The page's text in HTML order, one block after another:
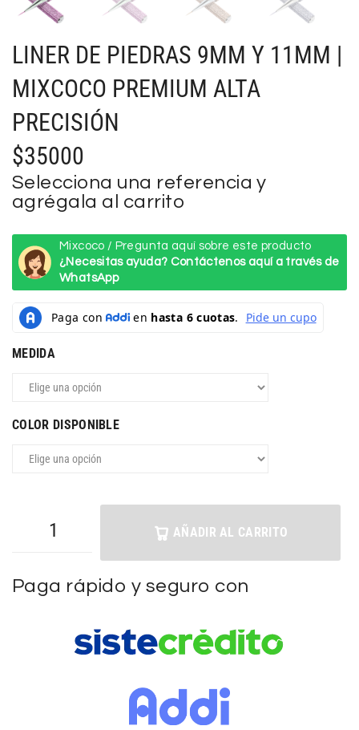
LINER DE PIEDRAS 9MM Y 11MM |
MIXCOCO PREMIUM ALTA
PRECISIÓN
$35000
Selecciona una referencia y
agrégala al carrito
Mixcoco / Pregunta aquí sobre este producto
¿Necesitas ayuda? Contáctenos aquí a través de
WhatsApp
MEDIDA
COLOR DISPONIBLE
AÑADIR AL CARRITO
Paga rápido y seguro con